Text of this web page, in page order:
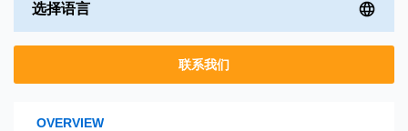
选择语言
联系我们
OVERVIEW